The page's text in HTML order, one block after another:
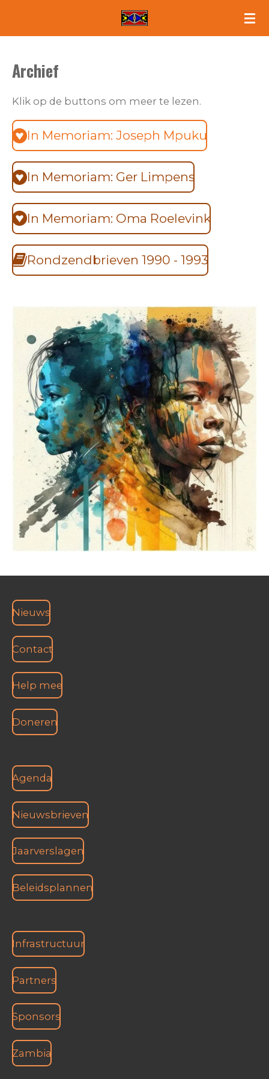
de
Archief
Klik op de buttons om meer te lezen.
In Memoriam: Joseph Mpuku
In Memoriam: Ger Limpens
In Memoriam: Oma Roelevink
Rondzendbrieven 1990 - 1993
Nieuws
Contact
Help mee
Doneren
Agenda
Nieuwsbrieven
Jaarverslagen
Beleidsplannen
Infrastructuur
Partners
Sponsors
Zambia